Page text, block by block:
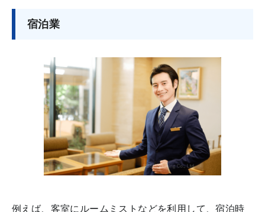
宿泊業
例えば、客室にルームミストなどを利用して、宿泊時